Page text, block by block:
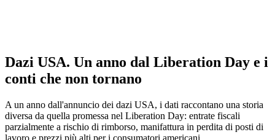
Dazi USA. Un anno dal Liberation Day e i
conti che non tornano
A un anno dall'annuncio dei dazi USA, i dati raccontano una storia
diversa da quella promessa nel Liberation Day: entrate fiscali
parzialmente a rischio di rimborso, manifattura in perdita di posti di